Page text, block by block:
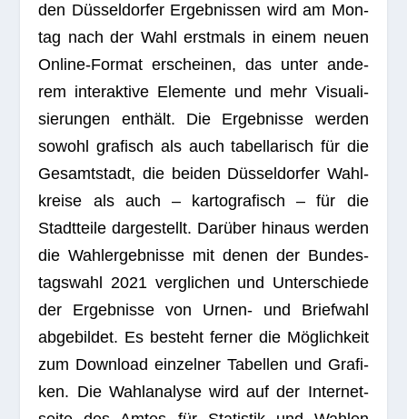
den Düs­sel­dor­fer Ergeb­nis­sen wird am Mon­
tag nach der Wahl erst­mals in einem neuen
Online-For­mat erschei­nen, das unter ande­
rem inter­ak­tive Ele­mente und mehr Visua­li­
sie­run­gen ent­hält. Die Ergeb­nisse wer­den
sowohl gra­fisch als auch tabel­la­risch für die
Gesamt­stadt, die bei­den Düs­sel­dor­fer Wahl­
kreise als auch – kar­to­gra­fisch – für die
Stadt­teile dar­ge­stellt. Dar­über hin­aus wer­den
die Wahl­er­geb­nisse mit denen der Bun­des­
tags­wahl 2021 ver­gli­chen und Unter­schiede
der Ergeb­nisse von Urnen- und Brief­wahl
abge­bil­det. Es besteht fer­ner die Mög­lich­keit
zum Down­load ein­zel­ner Tabel­len und Gra­fi­
ken. Die Wahl­ana­lyse wird auf der Inter­net­